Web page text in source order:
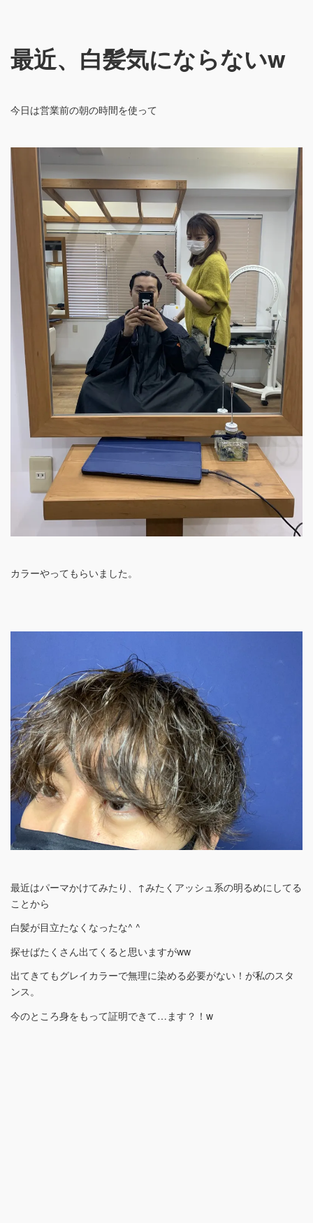
最近、白髪気にならないw
今日は営業前の朝の時間を使って
カラーやってもらいました。
最近はパーマかけてみたり、↑みたくアッシュ系の明るめにしてる
ことから
白髪が目立たなくなったな^ ^
探せばたくさん出てくると思いますがww
出てきてもグレイカラーで無理に染める必要がない！が私のスタ
ンス。
今のところ身をもって証明できて…ます？！w